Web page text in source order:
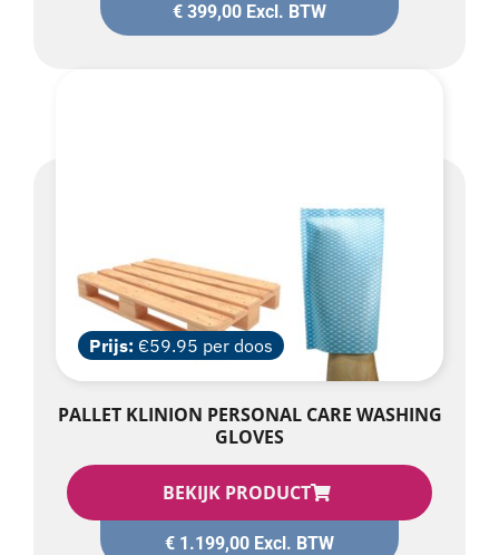
€ 399,00 Excl. BTW
Prijs: €59.95 per doos
PALLET KLINION PERSONAL CARE WASHING
GLOVES
BEKIJK PRODUCT
€ 1.199,00 Excl. BTW